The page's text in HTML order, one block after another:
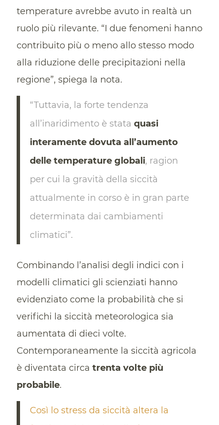
temperature avrebbe avuto in realtà un
ruolo più rilevante. “I due fenomeni hanno
contribuito più o meno allo stesso modo
alla riduzione delle precipitazioni nella
regione”, spiega la nota.
“Tuttavia, la forte tendenza
all’inaridimento è stata quasi
interamente dovuta all’aumento
delle temperature globali, ragion
per cui la gravità della siccità
attualmente in corso è in gran parte
determinata dai cambiamenti
climatici”.
Combinando l’analisi degli indici con i
modelli climatici gli scienziati hanno
evidenziato come la probabilità che si
verifichi la siccità meteorologica sia
aumentata di dieci volte.
Contemporaneamente la siccità agricola
è diventata circa trenta volte più
probabile.
Così lo stress da siccità altera la